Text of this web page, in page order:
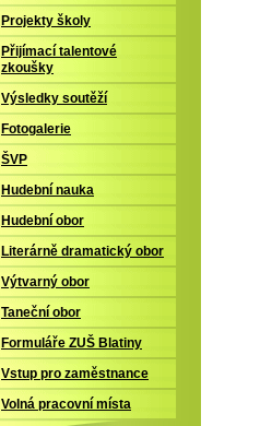
Projekty školy
Přijímací talentové
zkoušky
Výsledky soutěží
Fotogalerie
ŠVP
Hudební nauka
Hudební obor
Literárně dramatický obor
Výtvarný obor
Taneční obor
Formuláře ZUŠ Blatiny
Vstup pro zaměstnance
Volná pracovní místa